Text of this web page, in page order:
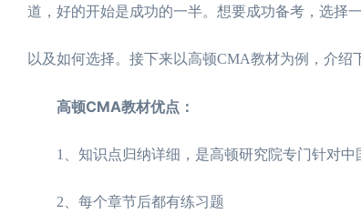
道，好的开始是成功的一半。想要成功备考，选择
以及如何选择。接下来以高顿CMA教材为例，介绍
高顿CMA教材优点：
1、知识点归纳详细，是高顿研究院专门针对中
2、每个章节后都有练习题